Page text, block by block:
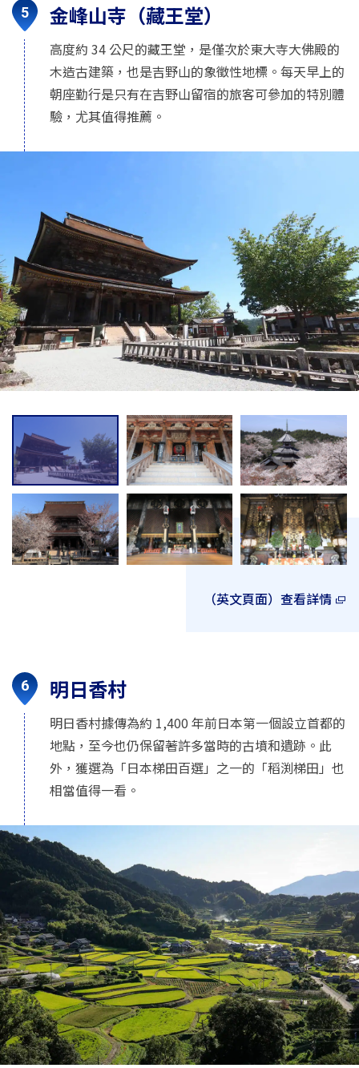
金峰山寺（藏王堂）
高度約 34 公尺的藏王堂，是僅次於東大寺大佛殿的
木造古建築，也是吉野山的象徵性地標。每天早上的
朝座勤行是只有在吉野山留宿的旅客可參加的特別體
驗，尤其值得推薦。
（英文頁面）查看詳情
明日香村
明日香村據傳為約 1,400 年前日本第一個設立首都的
地點，至今也仍保留著許多當時的古墳和遺跡。此
外，獲選為「日本梯田百選」之一的「稻渕梯田」也
相當值得一看。